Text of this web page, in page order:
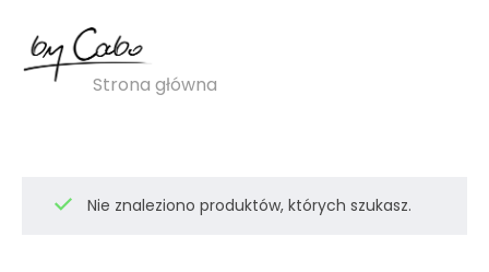
spodnie z falbanką
Strona główna
Nie znaleziono produktów, których szukasz.